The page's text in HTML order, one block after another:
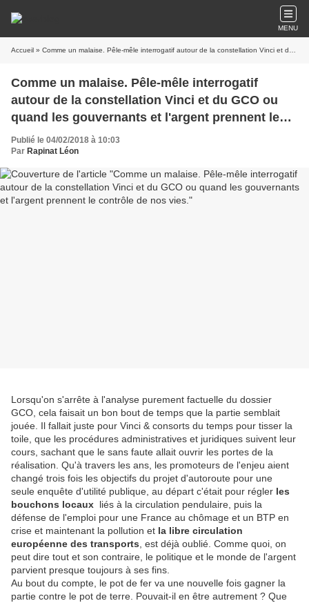
MENU
Accueil » Comme un malaise. Pêle-mêle interrogatif autour de la constellation Vinci et du GCO ou quand les gouvernants et l'argent prennent le contrôle de nos vies.
Comme un malaise. Pêle-mêle interrogatif
autour de la constellation Vinci et du GCO ou
quand les gouvernants et l'argent prennent le
contrôle de nos vies.
Publié le 04/02/2018 à 10:03
Par Rapinat Léon
Lorsqu'on s'arrête à l'analyse purement factuelle du dossier
GCO, cela faisait un bon bout de temps que la partie semblait
jouée. Il fallait juste pour Vinci & consorts du temps pour tisser la
toile, que les procédures administratives et juridiques suivent leur
cours, sachant que le sans faute allait ouvrir les portes de la
réalisation. Qu'à travers les ans, les promoteurs de l'enjeu aient
changé trois fois les objectifs du projet d'autoroute pour une
seule enquête d'utilité publique, au départ c'était pour régler les
bouchons locaux liés à la circulation pendulaire, puis la
défense de l'emploi pour une France au chômage et un BTP en
crise et maintenant la pollution et la libre circulation
européenne des transports , est déjà oublié. Comme quoi, on
peut dire tout et son contraire, le politique et le monde de l'argent
parvient presque toujours à ses fins.
Au bout du compte, le pot de fer va une nouvelle fois gagner la
partie contre le pot de terre. Pouvait-il en être autrement ? Que